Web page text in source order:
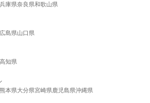
兵庫県奈良県和歌山県
広島県山口県
高知県
熊本県大分県宮崎県鹿児島県沖縄県